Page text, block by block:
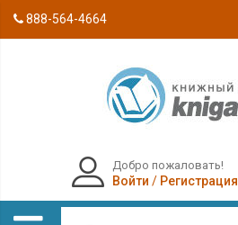
888-564-4664
Добро пожаловать!
Войти / Регистрация